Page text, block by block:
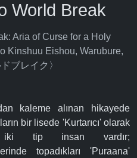
World Break
Aria of Curse for a Holy
Kinshuu Eishou, Warubure,
ブレイク〉
kaleme alınan hikayede
bir lisede 'Kurtarıcı' olarak
iki tip insan vardır;
topadıkları 'Puraana'